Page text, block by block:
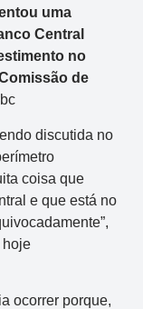
uma
Central
no
de
discutida no
coisa que
e que está no
hoje
ocorrer porque,